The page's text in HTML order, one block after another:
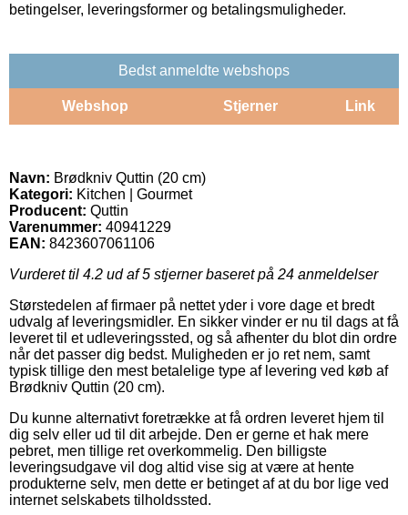
betingelser, leveringsformer og betalingsmuligheder.
Bedst anmeldte webshops
Webshop Stjerner Link
Navn: Brødkniv Quttin (20 cm)
Kategori: Kitchen | Gourmet
Producent: Quttin
Varenummer: 40941229
EAN: 8423607061106
Vurderet til 4.2 ud af 5 stjerner baseret på 24 anmeldelser
Størstedelen af firmaer på nettet yder i vore dage et bredt
udvalg af leveringsmidler. En sikker vinder er nu til dags at få
leveret til et udleveringssted, og så afhenter du blot din ordre
når det passer dig bedst. Muligheden er jo ret nem, samt
typisk tillige den mest betalelige type af levering ved køb af
Brødkniv Quttin (20 cm).
Du kunne alternativt foretrække at få ordren leveret hjem til
dig selv eller ud til dit arbejde. Den er gerne et hak mere
pebret, men tillige ret overkommelig. Den billigste
leveringsudgave vil dog altid vise sig at være at hente
produkterne selv, men dette er betinget af at du bor lige ved
internet selskabets tilholdssted.